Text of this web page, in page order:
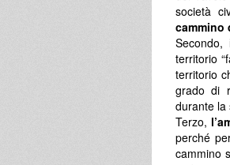
società
cammino
Secondo,
territorio
territorio
grado di
durante la
Terzo,
perché
cammino